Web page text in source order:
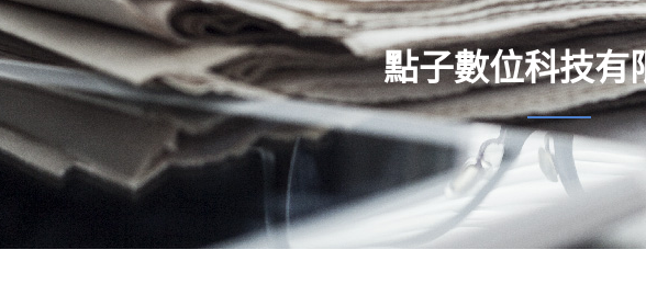
點子數位科技有